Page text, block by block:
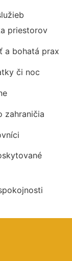
priestorov
a bohatá prax
či noc
zahraničia